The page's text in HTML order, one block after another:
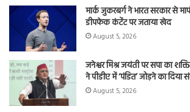
मार्क जुकरबर्ग ने भारत सरकार से
डीपफेक कंटेंट पर जताया खेद
August 5, 2026
जनेश्वर मिश्र जयंती पर सपा का
ने पीडीए में ‘पंडित’ जोड़ने का दिया
August 5, 2026